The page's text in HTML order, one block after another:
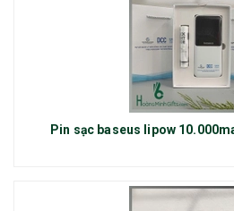
Pin sạc baseus lipow